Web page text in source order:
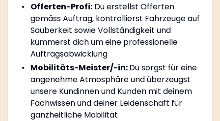
Offerten-Profi:Du erstellst Offerten
gemäss Auftrag, kontrollierst Fahrzeuge auf
Sauberkeit sowie Vollständigkeit und
kümmerst dich um eine professionelle
Auftragsabwicklung
Mobilitäts-Meister/-in:Du sorgst für eine
angenehme Atmosphäre und überzeugst
unsere Kundinnen und Kunden mit deinem
Fachwissen und deiner Leidenschaft für
ganzheitliche Mobilität